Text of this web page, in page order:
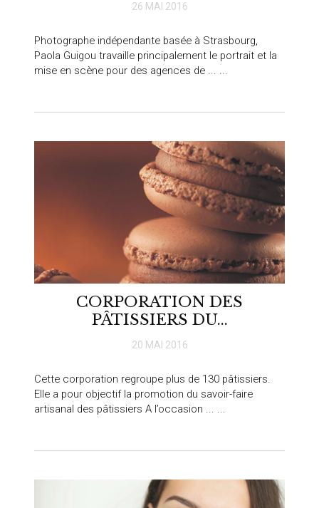
26 MAI 2016
Photographe indépendante basée à Strasbourg,
Paola Guigou travaille principalement le portrait et la
mise en scène pour des agences de ... ...
CORPORATION DES
PÂTISSIERS DU...
20 MAI 2016
Cette corporation regroupe plus de 130 pâtissiers.
Elle a pour objectif la promotion du savoir-faire
artisanal des pâtissiers A l’occasion ... ...